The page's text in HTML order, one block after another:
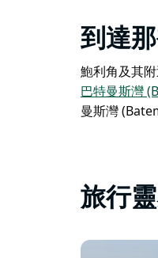
到達
鮑利角及其
巴特曼斯灣
曼斯灣
旅行